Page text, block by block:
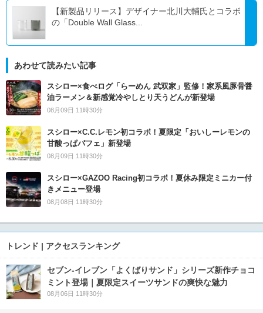
【新製品リリース】デザイナー北川大輔氏とコラボ
の「Double Wall Glass...
あわせて読みたい記事
スシロー×食べログ「らーめん 武双家」監修！家系風豚骨醤
油ラーメン＆新感覚冷やしとり天うどんが新登場
08月09日 11時30分
スシロー×C.C.レモン初コラボ！夏限定「おいしーレモンの
甘酸っぱパフェ」新登場
08月09日 11時30分
スシロー×GAZOO Racing初コラボ！夏休み限定ミニカー付
きメニュー登場
08月08日 11時30分
トレンド | アクセスランキング
セブン‐イレブン「よくばりサンド」シリーズ新作チョコ
ミント登場｜夏限定スイーツサンドの爽快な魅力
08月06日 11時30分